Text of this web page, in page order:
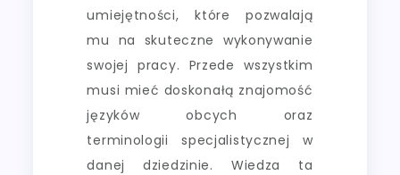
umiejętności, które pozwalają
mu na skuteczne wykonywanie
swojej pracy. Przede wszystkim
musi mieć doskonałą znajomość
języków obcych oraz
terminologii specjalistycznej w
danej dziedzinie. Wiedza ta